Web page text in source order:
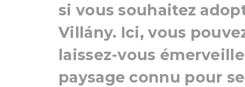
si vous souhaitez
Villány. Ici, vous
laissez-vous
paysage connu pour